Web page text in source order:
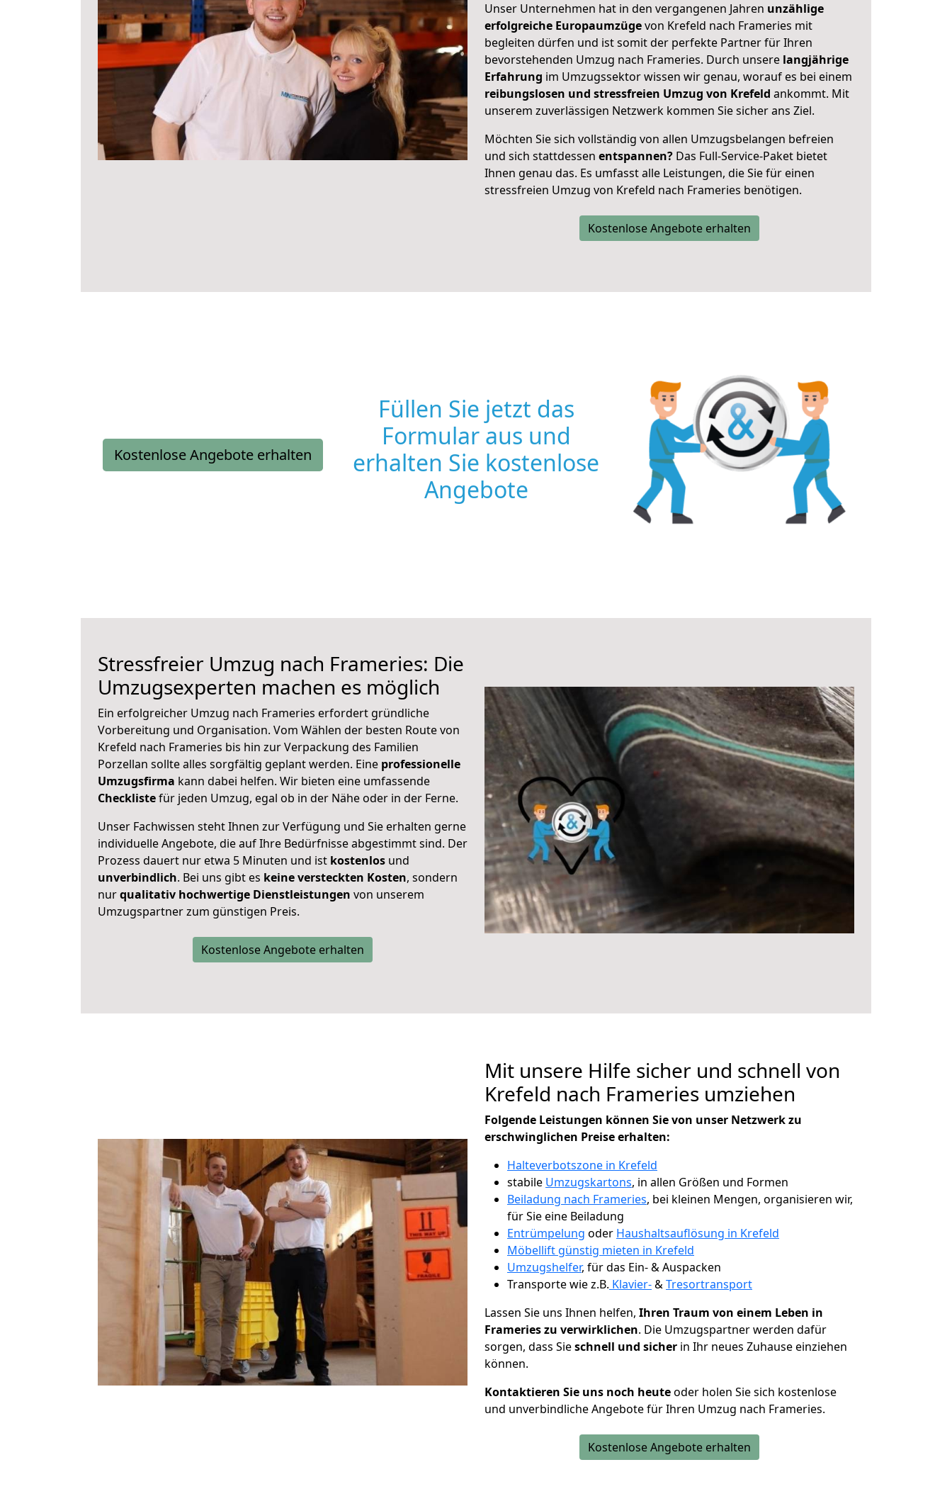
Unser Unternehmen hat in den vergangenen Jahren unzählige
erfolgreiche Europaumzügevon Krefeld nach Frameries mit
begleiten dürfen und ist somit der perfekte Partner für Ihren
bevorstehenden Umzug nach Frameries. Durch unsere langjährige
Erfahrung im Umzugssektor wissen wir genau, worauf es bei einem
reibungslosen und stressfreien Umzug von Krefeld ankommt. Mit
unserem zuverlässigen Netzwerk kommen Sie sicher ans Ziel.
Möchten Sie sich vollständig von allen Umzugsbelangen befreien
und sich stattdessen entspannen? Das Full-Service-Paket bietet
Ihnen genau das. Es umfasst alle Leistungen, die Sie für einen
stressfreien Umzug von Krefeld nach Frameries benötigen.
Kostenlose Angebote erhalten
Kostenlose Angebote erhalten
Füllen Sie jetzt das
Formular aus und
erhalten Sie kostenlose
Angebote
Stressfreier Umzug nach Frameries: Die
Umzugsexperten machen es möglich
Ein erfolgreicher Umzug nach Frameries erfordert gründliche
Vorbereitung und Organisation. Vom Wählen der besten Route von
Krefeld nach Frameries bis hin zur Verpackung des Familien
Porzellan sollte alles sorgfältig geplant werden. Eine professionelle
Umzugsfirma kann dabei helfen. Wir bieten eine umfassende
Checklistefür jeden Umzug, egal ob in der Nähe oder in der Ferne.
Unser Fachwissen steht Ihnen zur Verfügung und Sie erhalten gerne
individuelle Angebote, die auf Ihre Bedürfnisse abgestimmt sind. Der
Prozess dauert nur etwa 5 Minuten und ist kostenlos und
unverbindlich. Bei uns gibt es keine versteckten Kosten, sondern
nurqualitativ hochwertige Dienstleistungen von unserem
Umzugspartner zum günstigen Preis.
Kostenlose Angebote erhalten
Mit unsere Hilfe sicher und schnell von
Krefeld nach Frameries umziehen
Folgende Leistungen können Sie von unser Netzwerk zu
erschwinglichen Preise erhalten:
Halteverbotszone in Krefeld
stabile Umzugskartons, in allen Größen und Formen
Beiladung nach Frameries, bei kleinen Mengen, organisieren wir,
für Sie eine Beiladung
Entrümpelung oder Haushaltsauflösung in Krefeld
Möbellift günstig mieten in Krefeld
Umzugshelfer, für das Ein- & Auspacken
Transporte wie z.B. Klavier-&Tresortransport
Lassen Sie uns Ihnen helfen, Ihren Traum von einem Leben in
Frameries zu verwirklichen. Die Umzugspartner werden dafür
sorgen, dass Sieschnell und sicher in Ihr neues Zuhause einziehen
können.
Kontaktieren Sie uns noch heuteoder holen Sie sich kostenlose
und unverbindliche Angebote für Ihren Umzug nach Frameries.
Kostenlose Angebote erhalten